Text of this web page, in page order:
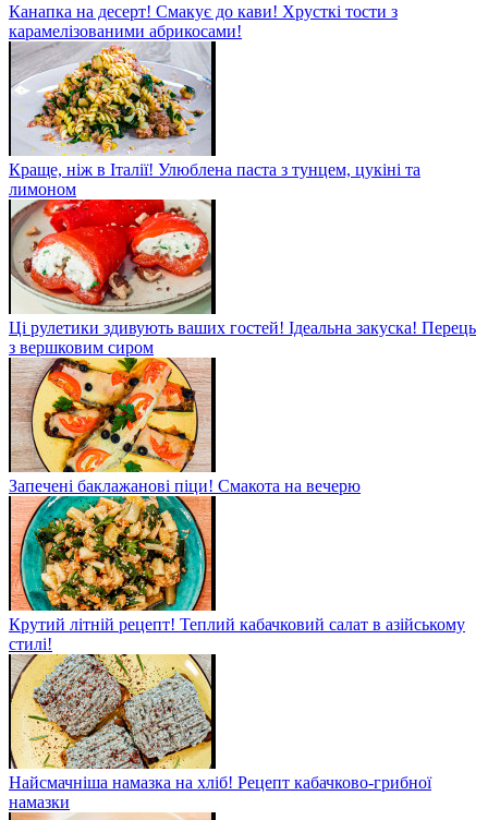
Канапка на десерт! Смакує до кави! Хрусткі тости з
карамелізованими абрикосами!
Краще, ніж в Італії! Улюблена паста з тунцем, цукіні та
лимоном
Ці рулетики здивують ваших гостей! Ідеальна закуска! Перець
з вершковим сиром
Запечені баклажанові піци! Смакота на вечерю
Крутий літній рецепт! Теплий кабачковий салат в азійському
стилі!
Найсмачніша намазка на хліб! Рецепт кабачково-грибної
намазки